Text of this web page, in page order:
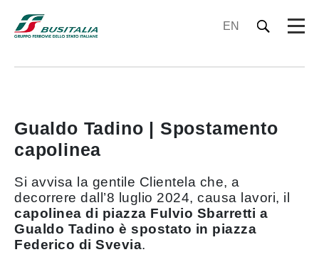
EN
Gualdo Tadino | Spostamento
capolinea
Si avvisa la gentile Clientela che, a
decorrere dall’8 luglio 2024, causa lavori, il
capolinea di piazza Fulvio Sbarretti a
Gualdo Tadino è spostato in piazza
Federico di Svevia.